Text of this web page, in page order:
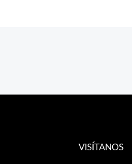
VISÍTANOS